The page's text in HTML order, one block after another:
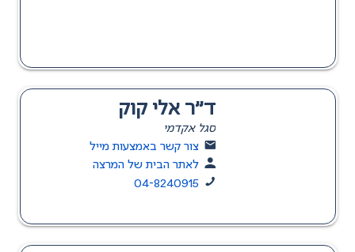
ד"ר אלי קוק
סגל אקדמי
צור קשר באמצעות מייל
לאתר הבית של המרצה
04-8240915